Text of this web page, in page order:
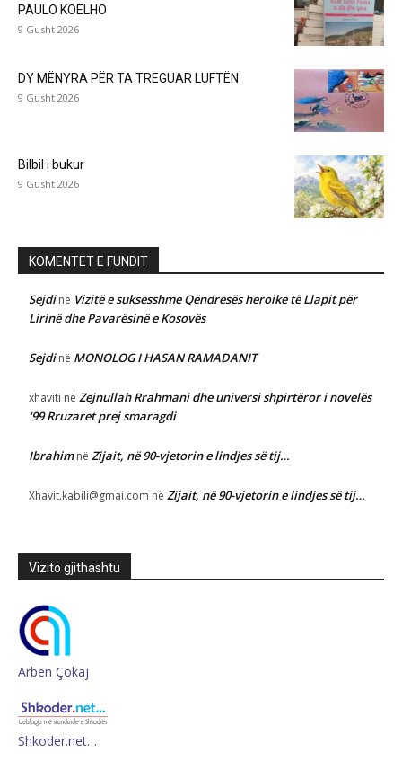
PAULO KOELHO
9 Gusht 2026
DY MËNYRA PËR TA TREGUAR LUFTËN
9 Gusht 2026
Bilbil i bukur
9 Gusht 2026
KOMENTET E FUNDIT
Sejdinë Vizitë e suksesshme Qëndresës heroike të Llapit për
Lirinë dhe Pavarësinë e Kosovës
Sejdinë MONOLOG I HASAN RAMADANIT
xhaviti në Zejnullah Rrahmani dhe universi shpirtëror i novelës
‘99 Rruzaret prej smaragdi
Ibrahimnë Zijait, në 90-vjetorin e lindjes së tij…
Xhavit.kabili@gmai.com në Zijait, në 90-vjetorin e lindjes së tij…
Vizito gjithashtu
Arben Çokaj
Shkoder.net…